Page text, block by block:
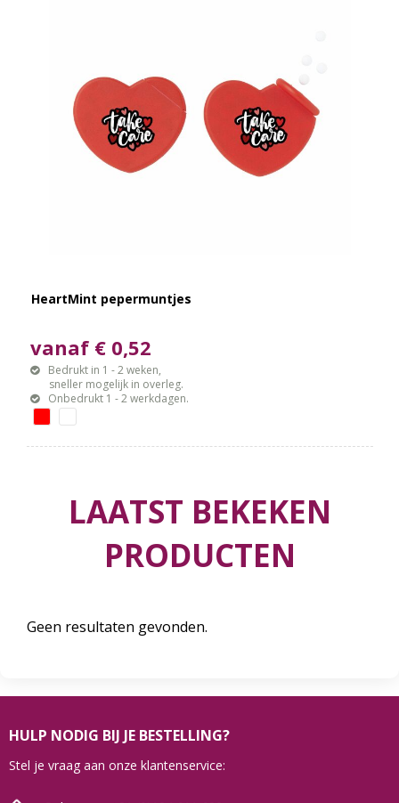
HeartMint pepermuntjes
vanaf € 0,52
Bedrukt in 1 - 2 weken,
sneller mogelijk in overleg.
Onbedrukt 1 - 2 werkdagen.
LAATST BEKEKEN
PRODUCTEN
Geen resultaten gevonden.
HULP NODIG BIJ JE BESTELLING?
Stel je vraag aan onze klantenservice: